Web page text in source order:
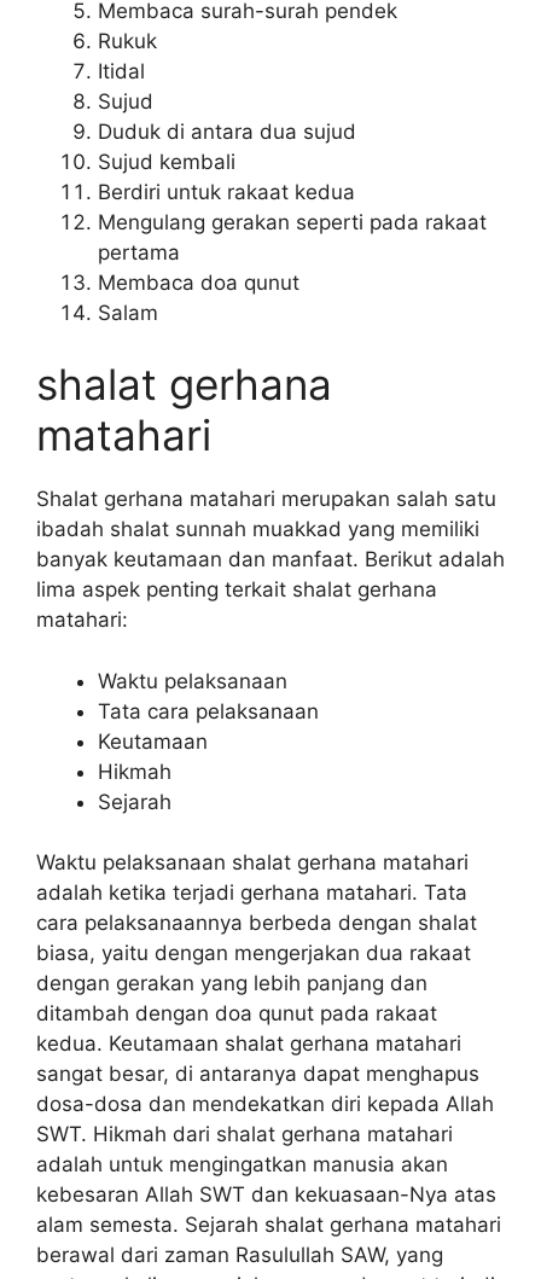
Membaca surah-surah pendek
Rukuk
Itidal
Sujud
Duduk di antara dua sujud
Sujud kembali
Berdiri untuk rakaat kedua
Mengulang gerakan seperti pada rakaat
pertama
Membaca doa qunut
Salam
shalat gerhana
matahari
Shalat gerhana matahari merupakan salah satu
ibadah shalat sunnah muakkad yang memiliki
banyak keutamaan dan manfaat. Berikut adalah
lima aspek penting terkait shalat gerhana
matahari:
Waktu pelaksanaan
Tata cara pelaksanaan
Keutamaan
Hikmah
Sejarah
Waktu pelaksanaan shalat gerhana matahari
adalah ketika terjadi gerhana matahari. Tata
cara pelaksanaannya berbeda dengan shalat
biasa, yaitu dengan mengerjakan dua rakaat
dengan gerakan yang lebih panjang dan
ditambah dengan doa qunut pada rakaat
kedua. Keutamaan shalat gerhana matahari
sangat besar, di antaranya dapat menghapus
dosa-dosa dan mendekatkan diri kepada Allah
SWT. Hikmah dari shalat gerhana matahari
adalah untuk mengingatkan manusia akan
kebesaran Allah SWT dan kekuasaan-Nya atas
alam semesta. Sejarah shalat gerhana matahari
berawal dari zaman Rasulullah SAW, yang